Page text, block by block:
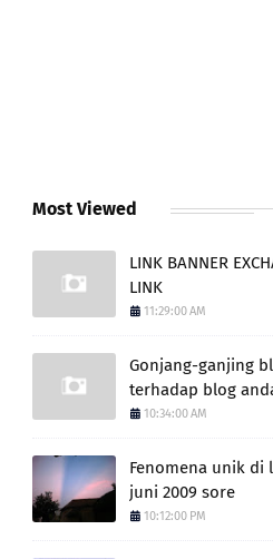
Most Viewed
LINK BANNER
LINK
11:29:00 AM
Gonjang-ganjing
terhadap blog
10:34:00 AM
Fenomena unik di
juni 2009 sore
10:12:00 PM